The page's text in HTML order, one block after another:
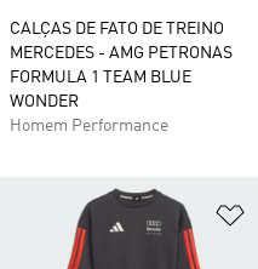
CALÇAS DE FATO DE TREINO
MERCEDES - AMG PETRONAS
FORMULA 1 TEAM BLUE
WONDER
Homem Performance